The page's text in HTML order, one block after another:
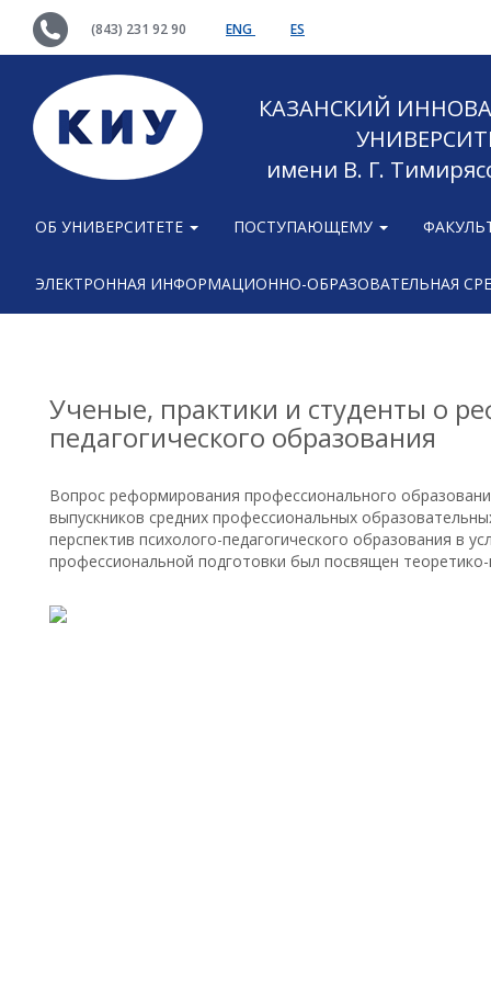
(843) 231 92 90 ENG ES
КАЗАНСКИЙ
имени В. Г.
ОБ УНИВЕРСИТЕТЕ ПОСТУПАЮЩЕМУ
ЭЛЕКТРОННАЯ ИНФОРМАЦИОННО-ОБРАЗОВАТЕЛЬНАЯ
Ученые, практики и студенты о
педагогического образования
Вопрос реформирования профессионального
выпускников средних профессиональных
перспектив психолого-педагогического образования в
профессиональной подготовки был посвящен